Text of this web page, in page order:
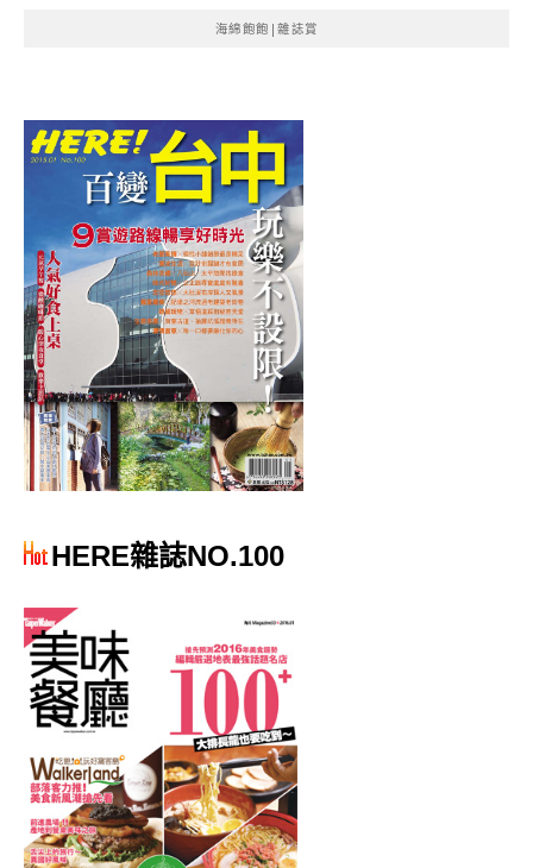
海綿飽飽|雜誌賞
HERE雜誌NO.100